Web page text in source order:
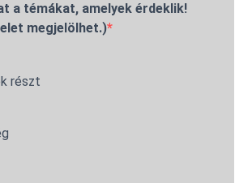
a témákat, amelyek érdeklik!
megjelölhet.)
részt